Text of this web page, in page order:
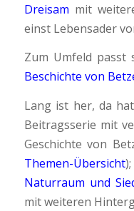
Dreisam mit
einst Lebensader
Zum Umfeld passt
Beschichte von
Lang ist her, da
Beitragsserie mit
Geschichte von
Themen-Übersicht
Naturraum und
mit weiteren